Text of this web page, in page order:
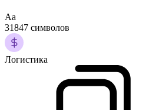
Аа
31847 символов
Логистика